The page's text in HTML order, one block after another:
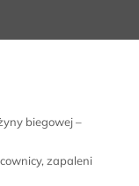
biegowej –
zapaleni